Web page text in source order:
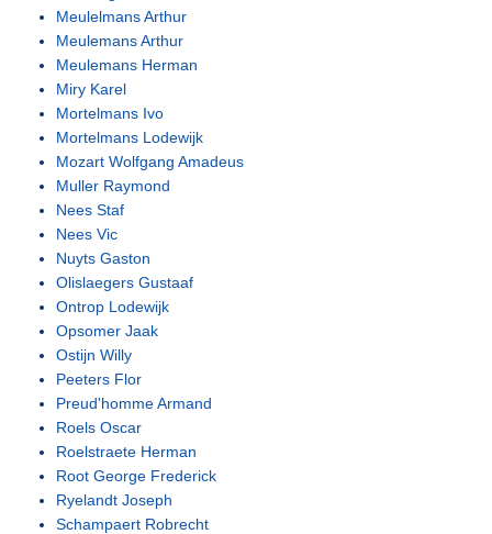
Meulelmans Arthur
Meulemans Arthur
Meulemans Herman
Miry Karel
Mortelmans Ivo
Mortelmans Lodewijk
Mozart Wolfgang Amadeus
Muller Raymond
Nees Staf
Nees Vic
Nuyts Gaston
Olislaegers Gustaaf
Ontrop Lodewijk
Opsomer Jaak
Ostijn Willy
Peeters Flor
Preud'homme Armand
Roels Oscar
Roelstraete Herman
Root George Frederick
Ryelandt Joseph
Schampaert Robrecht